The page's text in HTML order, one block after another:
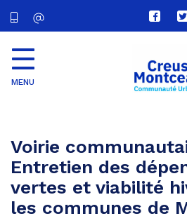
Lien
vers
compte
MENU
Voirie
Entretien des
vertes et viabilité
les communes de